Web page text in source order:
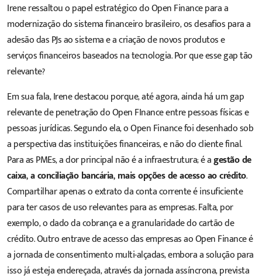
Irene ressaltou o papel estratégico do Open Finance para a
modernização do sistema financeiro brasileiro, os desafios para a
adesão das PJs ao sistema e a criação de novos produtos e
serviços financeiros baseados na tecnologia. Por que esse gap tão
relevante?
Em sua fala, Irene destacou porque, até agora, ainda há um gap
relevante de penetração do Open FInance entre pessoas físicas e
pessoas jurídicas. Segundo ela, o Open Finance foi desenhado sob
a perspectiva das instituições financeiras, e não do cliente final.
Para as PMEs, a dor principal não é a infraestrutura; é agestão de
caixa, a conciliação bancária, mais opções de acesso ao crédito.
Compartilhar apenas o extrato da conta corrente é insuficiente
para ter casos de uso relevantes para as empresas. Falta, por
exemplo, o dado da cobrança e a granularidade do cartão de
crédito. Outro entrave de acesso das empresas ao Open Finance é
a jornada de consentimento multi-alçadas, embora a solução para
isso já esteja endereçada, através da jornada assíncrona, prevista